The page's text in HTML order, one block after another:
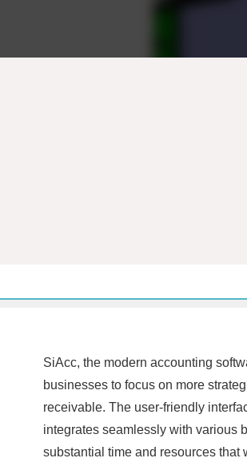
SiAcc, the modern accounting
businesses to focus on more
receivable. The user-friendly
integrates seamlessly with various
substantial time and resources